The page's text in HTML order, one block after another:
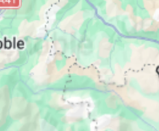
17:26 20:26
17:25 20:24
17:24 20:22
17:23 20:20
17:22 20:18